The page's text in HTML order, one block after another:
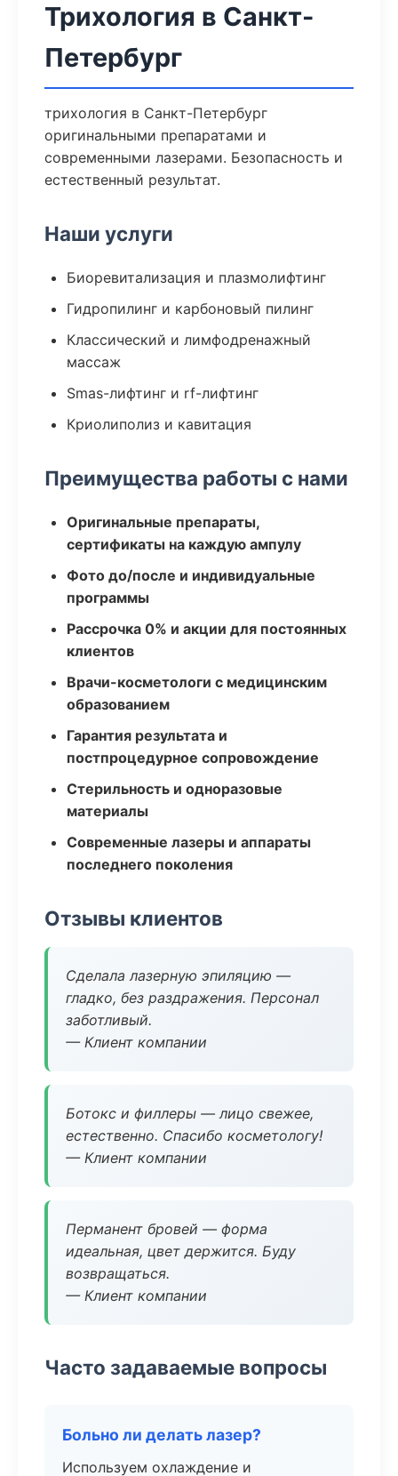
Трихология в Санкт-
Петербург
трихология в Санкт-Петербург
оригинальными препаратами и
современными лазерами. Безопасность и
естественный результат.
Наши услуги
Биоревитализация и плазмолифтинг
Гидропилинг и карбоновый пилинг
Классический и лимфодренажный
массаж
Smas-лифтинг и rf-лифтинг
Криолиполиз и кавитация
Преимущества работы с нами
Оригинальные препараты,
сертификаты на каждую ампулу
Фото до/после и индивидуальные
программы
Рассрочка 0% и акции для постоянных
клиентов
Врачи-косметологи с медицинским
образованием
Гарантия результата и
постпроцедурное сопровождение
Стерильность и одноразовые
материалы
Современные лазеры и аппараты
последнего поколения
Отзывы клиентов
Сделала лазерную эпиляцию —
гладко, без раздражения. Персонал
заботливый.
— Клиент компании
Ботокс и филлеры — лицо свежее,
естественно. Спасибо косметологу!
— Клиент компании
Перманент бровей — форма
идеальная, цвет держится. Буду
возвращаться.
— Клиент компании
Часто задаваемые вопросы
Больно ли делать лазер?
Используем охлаждение и